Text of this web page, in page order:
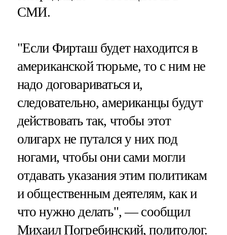
СМИ.
"Если Фирташ будет находится в
американской тюрьме, то с ним не
надо договариваться и,
следовательно, американцы будут
действовать так, чтобы этот
олигарх не путался у них под
ногами, чтобы они сами могли
отдавать указания этим политикам
и общественным деятелям, как и
что нужно делать", — сообщил
Михаил Погребинский, политолог.